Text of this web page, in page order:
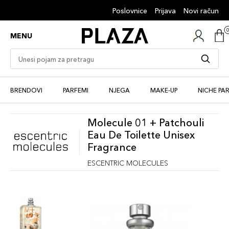
Poslovnice Prijava Novi račun
MENU
BRENDOVI PARFEMI NJEGA MAKE-UP NICHE
Molecule 01 + Patchouli
Eau De Toilette Unisex
Fragrance
ESCENTRIC MOLECULES